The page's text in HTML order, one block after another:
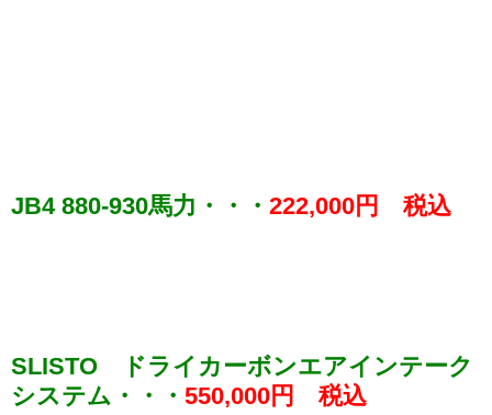
JB4 880-930馬力・・・ 222,000円 税込
SLISTO ドライカーボンエアインテーク
システム ・・・ 550,000円 税込